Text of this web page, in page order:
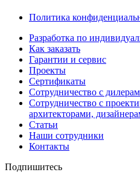
Политика
Разработка по
Как заказать
Гарантии и сервис
Проекты
Сертификаты
Сотрудничество с
Сотрудничество с
архитекторами,
Статьи
Наши сотрудники
Контакты
Подпишитесь